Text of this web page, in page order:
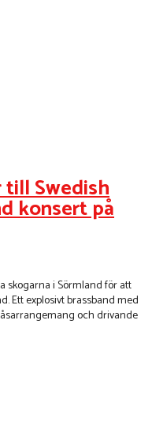
Swedish
konsert på
skogarna i Sörmland för att
Ett explosivt brassband med
och drivande